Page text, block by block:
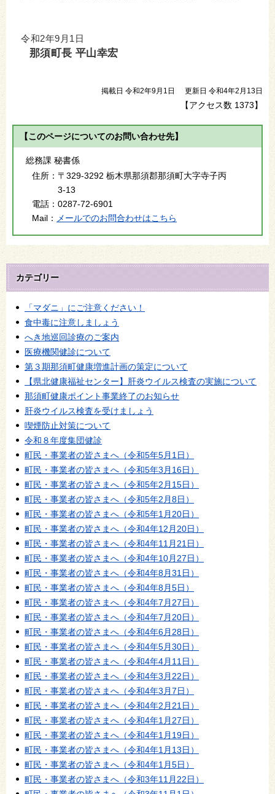
令和2年9月1日
那須町長 平山幸宏
掲載日 令和2年9月1日 更新日 令和4年2月13日
【アクセス数 1373】
【このページについてのお問い合わせ先】
総務課 秘書係
住所： 〒329-3292 栃木県那須郡那須町大字寺子丙
3-13
電話： 0287-72-6901
Mail：
メールでのお問合わせはこちら
カテゴリー
「マダニ」にご注意ください！
食中毒に注意しましょう
へき地巡回診療のご案内
医療機関健診について
第３期那須町健康増進計画の策定について
【県北健康福祉センター】肝炎ウイルス検査の実施について
那須町健康ポイント事業終了のお知らせ
肝炎ウイルス検査を受けましょう
喫煙防止対策について
令和８年度集団健診
町民・事業者の皆さまへ（令和5年5月1日）
町民・事業者の皆さまへ（令和5年3月16日）
町民・事業者の皆さまへ（令和5年2月15日）
町民・事業者の皆さまへ（令和5年2月8日）
町民・事業者の皆さまへ（令和5年1月20日）
町民・事業者の皆さまへ（令和4年12月20日）
町民・事業者の皆さまへ（令和4年11月21日）
町民・事業者の皆さまへ（令和4年10月27日）
町民・事業者の皆さまへ（令和4年8月31日）
町民・事業者の皆さまへ（令和4年8月5日）
町民・事業者の皆さまへ（令和4年7月27日）
町民・事業者の皆さまへ（令和4年7月20日）
町民・事業者の皆さまへ（令和4年6月28日）
町民・事業者の皆さまへ（令和4年5月30日）
町民・事業者の皆さまへ（令和4年4月11日）
町民・事業者の皆さまへ（令和4年3月22日）
町民・事業者の皆さまへ（令和4年3月7日）
町民・事業者の皆さまへ（令和4年2月21日）
町民・事業者の皆さまへ（令和4年1月27日）
町民・事業者の皆さまへ（令和4年1月19日）
町民・事業者の皆さまへ（令和4年1月13日）
町民・事業者の皆さまへ（令和4年1月5日）
町民・事業者の皆さまへ（令和3年11月22日）